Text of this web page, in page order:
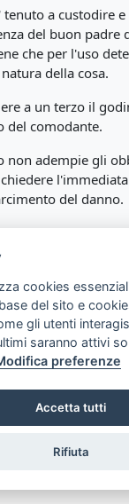
a custodire e
del buon padre
che per l'uso
della cosa.
a un terzo il
del comodante.
non adempie gli
del danno.
1803
-
02029690472
cookies
del sito e
gli utenti
saranno attivi
preferenze
Accetta tutti
Rifiuta